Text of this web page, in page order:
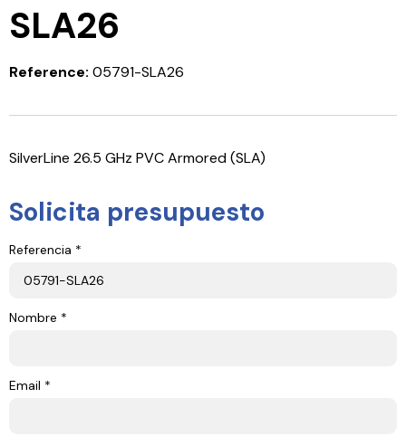
SLA26
Reference: 05791-SLA26
SilverLine 26.5 GHz PVC Armored (SLA)
Solicita presupuesto
Referencia *
Nombre *
Email *